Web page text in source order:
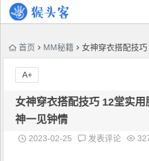
首页 MM秘籍 女神穿衣搭配技巧 12
女神穿衣搭配技巧 12堂实
神一见钟情
2023-02-25 发表评论
A+